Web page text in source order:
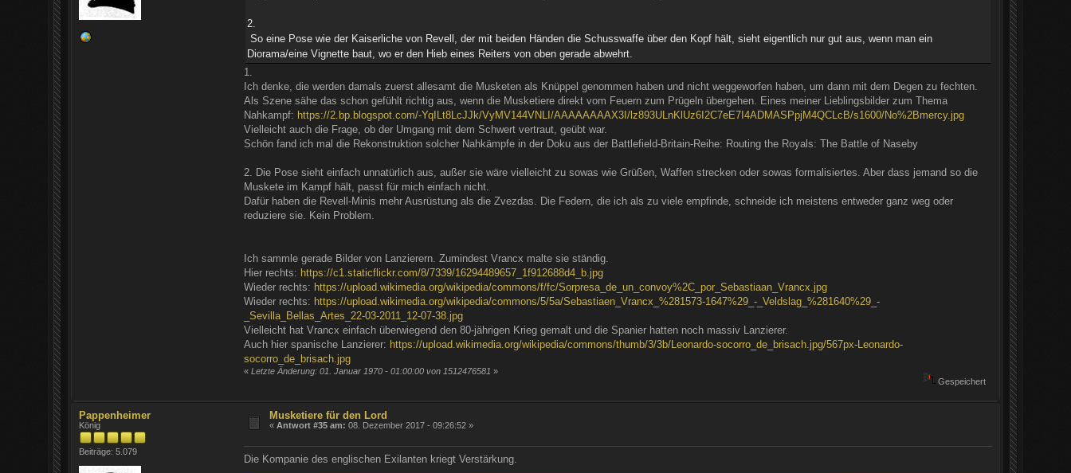
2.
So eine Pose wie der Kaiserliche von Revell, der mit beiden Händen die Schusswaffe über den Kopf hält, sieht eigentlich nur gut aus, wenn man ein
Diorama/eine Vignette baut, wo er den Hieb eines Reiters von oben gerade abwehrt.
1.
Ich denke, die werden damals zuerst allesamt die Musketen als Knüppel genommen haben und nicht weggeworfen haben, um dann mit dem Degen zu fechten.
Als Szene sähe das schon gefühlt richtig aus, wenn die Musketiere direkt vom Feuern zum Prügeln übergehen. Eines meiner Lieblingsbilder zum Thema
Nahkampf: https://2.bp.blogspot.com/-YqILt8LcJJk/VyMV144VNLI/AAAAAAAAX3I/lz893ULnKlUz6I2C7eE7I4ADMASPpjM4QCLcB/s1600/No%2Bmercy.jpg
Vielleicht auch die Frage, ob der Umgang mit dem Schwert vertraut, geübt war.
Schön fand ich mal die Rekonstruktion solcher Nahkämpfe in der Doku aus der Battlefield-Britain-Reihe: Routing the Royals: The Battle of Naseby
2. Die Pose sieht einfach unnatürlich aus, außer sie wäre vielleicht zu sowas wie Grüßen, Waffen strecken oder sowas formalisiertes. Aber dass jemand so die
Muskete im Kampf hält, passt für mich einfach nicht.
Dafür haben die Revell-Minis mehr Ausrüstung als die Zvezdas. Die Federn, die ich als zu viele empfinde, schneide ich meistens entweder ganz weg oder
reduziere sie. Kein Problem.
Ich sammle gerade Bilder von Lanzierern. Zumindest Vrancx malte sie ständig.
Hier rechts: https://c1.staticflickr.com/8/7339/16294489657_1f912688d4_b.jpg
Wieder rechts: https://upload.wikimedia.org/wikipedia/commons/f/fc/Sorpresa_de_un_convoy%2C_por_Sebastiaan_Vrancx.jpg
Wieder rechts: https://upload.wikimedia.org/wikipedia/commons/5/5a/Sebastiaen_Vrancx_%281573-1647%29_-_Veldslag_%281640%29_-
_Sevilla_Bellas_Artes_22-03-2011_12-07-38.jpg
Vielleicht hat Vrancx einfach überwiegend den 80-jährigen Krieg gemalt und die Spanier hatten noch massiv Lanzierer.
Auch hier spanische Lanzierer: https://upload.wikimedia.org/wikipedia/commons/thumb/3/3b/Leonardo-socorro_de_brisach.jpg/567px-Leonardo-
socorro_de_brisach.jpg
« Letzte Änderung: 01. Januar 1970 - 01:00:00 von 1512476581 »
Gespeichert
Pappenheimer
König
Beiträge: 5.079
Musketiere für den Lord
«Antwort #35 am: 08. Dezember 2017 - 09:26:52 »
Die Kompanie des englischen Exilanten kriegt Verstärkung.